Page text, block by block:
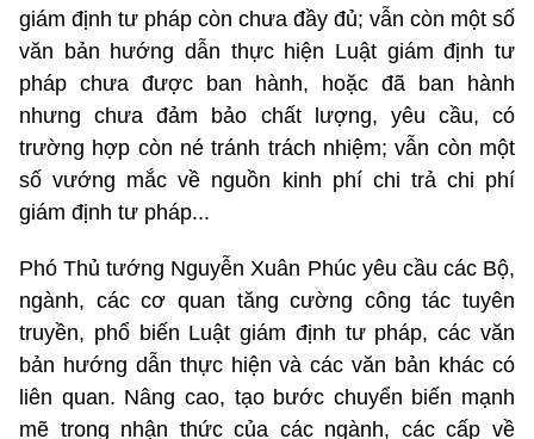
giám định tư pháp còn chưa đầy đủ; vẫn còn một số
văn bản hướng dẫn thực hiện Luật giám định tư
pháp chưa được ban hành, hoặc đã ban hành
nhưng chưa đảm bảo chất lượng, yêu cầu, có
trường hợp còn né tránh trách nhiệm; vẫn còn một
số vướng mắc về nguồn kinh phí chi trả chi phí
giám định tư pháp...
Phó Thủ tướng Nguyễn Xuân Phúc yêu cầu các Bộ,
ngành, các cơ quan tăng cường công tác tuyên
truyền, phổ biến Luật giám định tư pháp, các văn
bản hướng dẫn thực hiện và các văn bản khác có
liên quan. Nâng cao, tạo bước chuyển biến mạnh
mẽ trong nhận thức của các ngành, các cấp về